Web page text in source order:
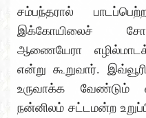
சம்பந்தரால்
இக்கோயிலைச்
ஆணையேரா
என்று கூறுவார்.
உருவாக்க
நன்னிலம் சட்டமன்ற